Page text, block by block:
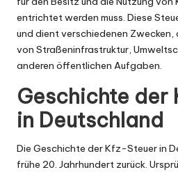
entrichtet werden muss. Diese
und dient verschiedenen
von Straßeninfrastruktur,
anderen öffentlichen Aufgaben.
Geschichte der
in Deutschland
Die Geschichte der Kfz-Steuer in
frühe 20. Jahrhundert zurück.